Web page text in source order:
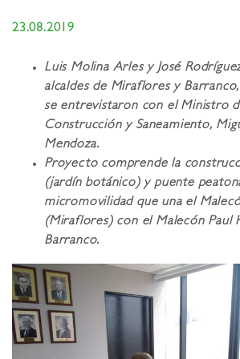
23.08.2019
Luis Molina Arles y José
alcaldes de Miraflores y
se entrevistaron con el Ministro
Construcción y Saneamiento,
Mendoza.
Proyecto comprende la
(jardín botánico) y puente
micromovilidad que una el
(Miraflores) con el Malecón Paul
Barranco.